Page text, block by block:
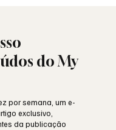
do My
por semana, um e-
exclusivo,
da publicação